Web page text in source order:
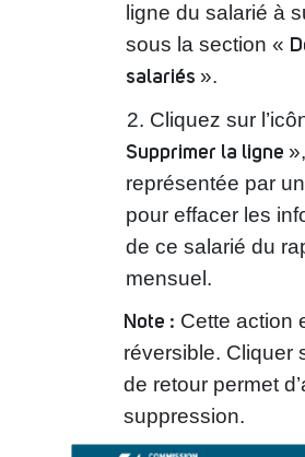
ligne du salarié à
sous la section «
salariés ».
Cliquez sur
Supprimer la ligne »,
représentée par
pour effacer les
de ce salarié du
mensuel.
Note : Cette action
réversible. Cliquer
de retour permet
suppression.